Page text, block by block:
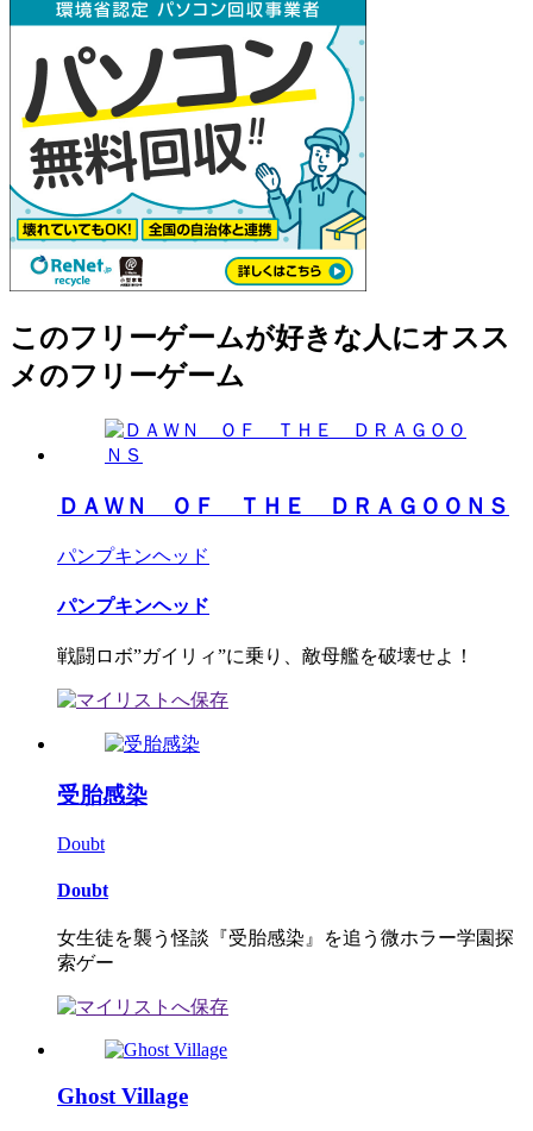
このフリーゲームが好きな人にオスス
メのフリーゲーム
ＤＡＷＮ ＯＦ ＴＨＥ ＤＲＡＧＯＯＮＳ
パンプキンヘッド
パンプキンヘッド
戦闘ロボ”ガイリィ”に乗り、敵母艦を破壊せよ！
受胎感染
Doubt
Doubt
女生徒を襲う怪談『受胎感染』を追う微ホラー学園探
索ゲー
Ghost Village